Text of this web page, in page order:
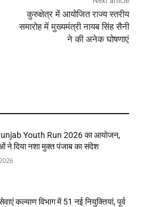
कुरुक्षेत्र में आयोजित राज्य स्तरीय
समारोह में मुख्यमंत्री नायब सिंह सैनी
ने की अनेक घोषणाएं
Punjab Youth Run 2026 का आयोजन,
ने दिया नशा मुक्त पंजाब का संदेश
कल्याण विभाग में 51 नई नियुक्तियां, पूर्व